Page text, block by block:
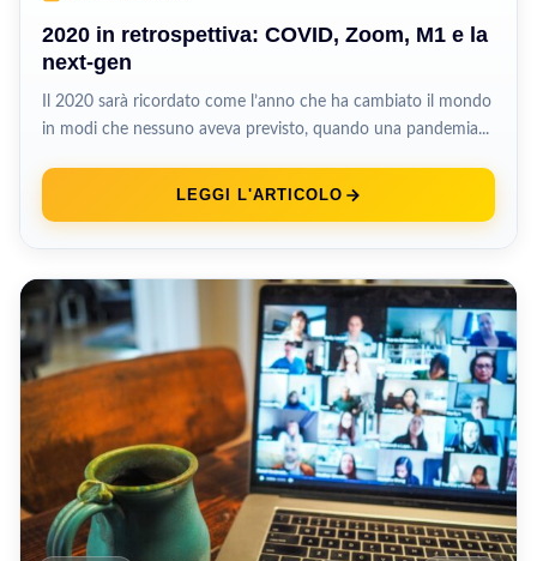
2020 in retrospettiva: COVID, Zoom, M1 e la
next-gen
Il 2020 sarà ricordato come l’anno che ha cambiato il mondo
in modi che nessuno aveva previsto, quando una pandemia...
LEGGI L'ARTICOLO